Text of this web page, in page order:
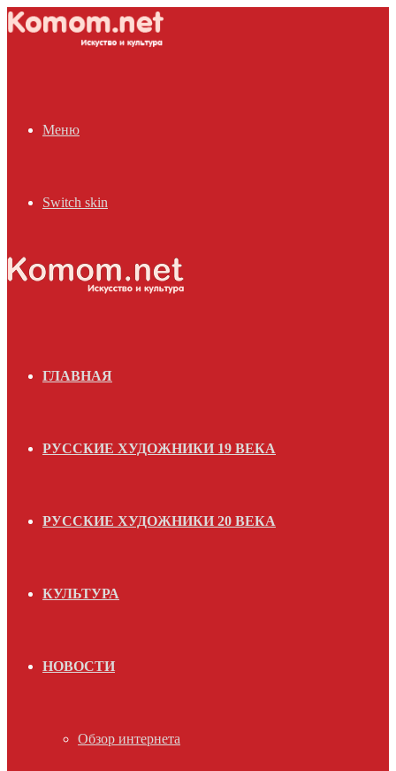
Меню
Switch skin
ГЛАВНАЯ
РУССКИЕ ХУДОЖНИКИ 19 ВЕКА
РУССКИЕ ХУДОЖНИКИ 20 ВЕКА
КУЛЬТУРА
НОВОСТИ
Обзор интернета